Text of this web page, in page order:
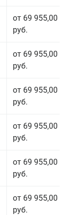
от 69 955,00
руб.
от 69 955,00
руб.
от 69 955,00
руб.
от 69 955,00
руб.
от 69 955,00
руб.
от 69 955,00
руб.